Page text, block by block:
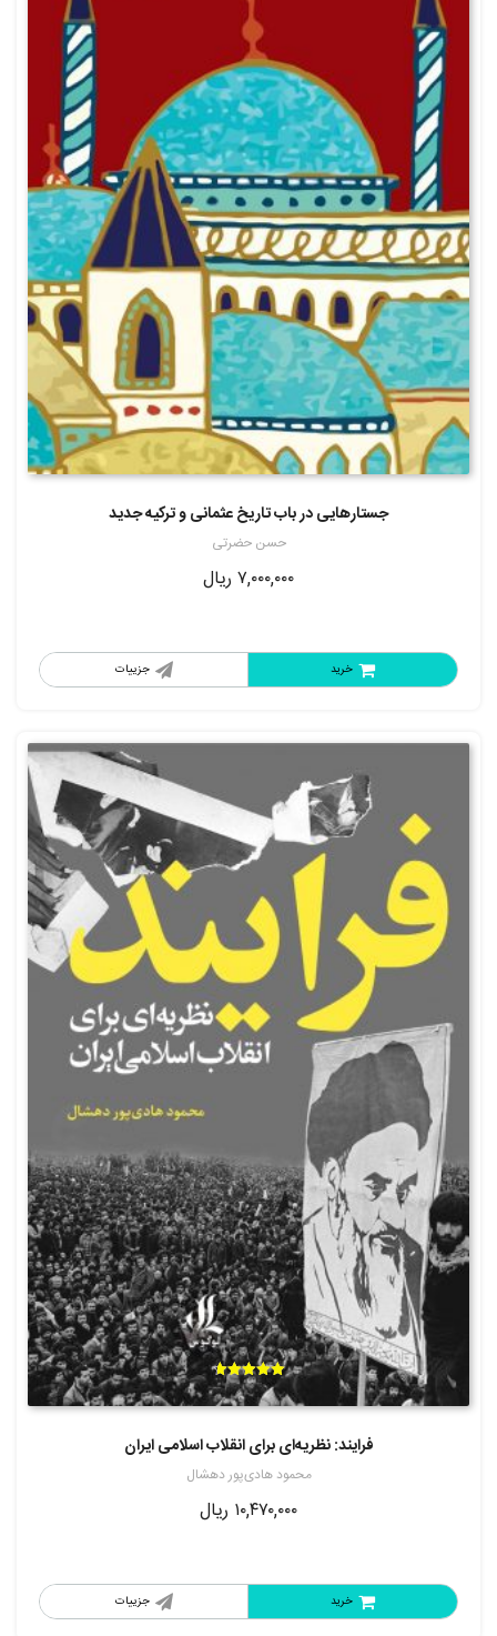
جستارهایی در باب تاریخ عثمانی و ترکیه جدید
حسن حضرتی
۷,۰۰۰,۰۰۰ ریال
جزییات خرید
فرایند: نظریه‌ای برای انقلاب اسلامی ایران
محمود هادی‌پور دهشال
امتیاز
4.70
از 5
۱۰,۴۷۰,۰۰۰ ریال
جزییات خرید